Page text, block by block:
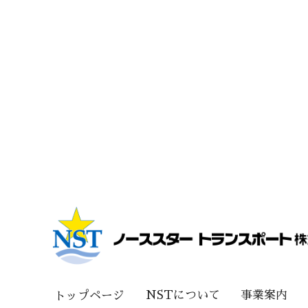
トップページ NSTについて 事業案内